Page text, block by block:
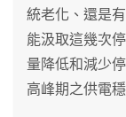
統老化、還是
能汲取這幾次
量降低和減少
高峰期之供電